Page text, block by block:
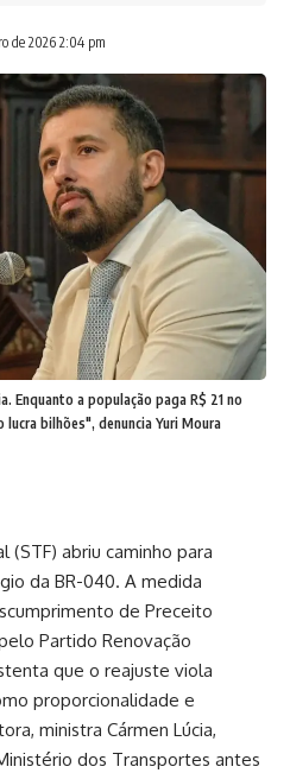
de 2026 2:04 pm
Enquanto a população paga R$ 21 no
bilhões", denuncia Yuri Moura
(STF) abriu caminho para
da BR-040. A medida
de Preceito
Partido Renovação
que o reajuste viola
proporcionalidade e
ministra Cármen Lúcia,
dos Transportes antes